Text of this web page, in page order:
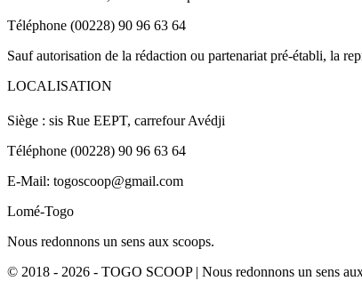
Téléphone (00228) 90 96 63 64
Sauf autorisation de la rédaction ou partenariat pré-établi, la
LOCALISATION
Siège : sis Rue EEPT, carrefour Avédji
Téléphone (00228) 90 96 63 64
E-Mail: togoscoop@gmail.com
Lomé-Togo
Nous redonnons un sens aux scoops.
© 2018 - 2026 - TOGO SCOOP | Nous redonnons un sens